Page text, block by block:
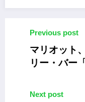
Previous post
マリオット
リー・バー
Next post